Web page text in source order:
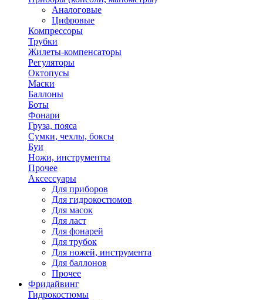
Аналоговые
Цифровые
Компрессоры
Трубки
Жилеты-компенсаторы
Регуляторы
Октопусы
Маски
Баллоны
Боты
Фонари
Груза, пояса
Сумки, чехлы, боксы
Буи
Ножи, инструменты
Прочее
Аксессуары
Для приборов
Для гидрокостюмов
Для масок
Для ласт
Для фонарей
Для трубок
Для ножей, инструмента
Для баллонов
Прочее
Фридайвинг
Гидрокостюмы